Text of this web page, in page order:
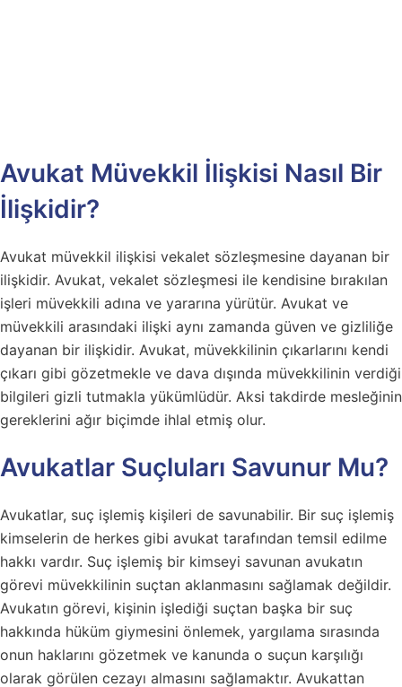
Avukat Müvekkil İlişkisi Nasıl Bir
İlişkidir?
Avukat müvekkil ilişkisi vekalet sözleşmesine dayanan bir
ilişkidir. Avukat, vekalet sözleşmesi ile kendisine bırakılan
işleri müvekkili adına ve yararına yürütür. Avukat ve
müvekkili arasındaki ilişki aynı zamanda güven ve gizliliğe
dayanan bir ilişkidir. Avukat, müvekkilinin çıkarlarını kendi
çıkarı gibi gözetmekle ve dava dışında müvekkilinin verdiği
bilgileri gizli tutmakla yükümlüdür. Aksi takdirde mesleğinin
gereklerini ağır biçimde ihlal etmiş olur.
Avukatlar Suçluları Savunur Mu?
Avukatlar, suç işlemiş kişileri de savunabilir. Bir suç işlemiş
kimselerin de herkes gibi avukat tarafından temsil edilme
hakkı vardır. Suç işlemiş bir kimseyi savunan avukatın
görevi müvekkilinin suçtan aklanmasını sağlamak değildir.
Avukatın görevi, kişinin işlediği suçtan başka bir suç
hakkında hüküm giymesini önlemek, yargılama sırasında
onun haklarını gözetmek ve kanunda o suçun karşılığı
olarak görülen cezayı almasını sağlamaktır. Avukattan